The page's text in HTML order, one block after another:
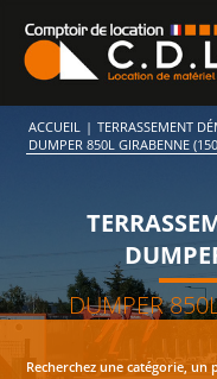
ACCUEIL | TERRASSEMENT
DUMPER 850L GIRABENNE
DUMPER